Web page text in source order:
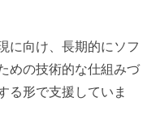
に向け、長期的にソフ
めの技術的な仕組みづ
る形で支援していま